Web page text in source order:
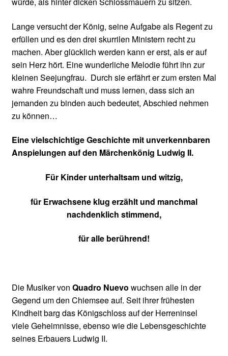
Lange versucht der König, seine Aufgabe als Regent zu
erfüllen und es den drei skurrilen Ministern recht zu
machen. Aber glücklich werden kann er erst, als er auf
sein Herz hört. Eine wunderliche Melodie führt ihn zur
kleinen Seejungfrau. Durch sie erfährt er zum ersten Mal
wahre Freundschaft und muss lernen, dass sich an
jemanden zu binden auch bedeutet, Abschied nehmen
zu können…
Eine vielschichtige Geschichte mit unverkennbaren
Anspielungen auf den Märchenkönig Ludwig II.
Für Kinder unterhaltsam und witzig,
für Erwachsene klug erzählt und manchmal
nachdenklich stimmend,
für alle berührend!
Die Musiker von Quadro Nuevo wuchsen alle in der
Gegend um den Chiemsee auf. Seit ihrer frühesten
Kindheit barg das Königschloss auf der Herreninsel
viele Geheimnisse, ebenso wie die Lebensgeschichte
seines Erbauers Ludwig II.